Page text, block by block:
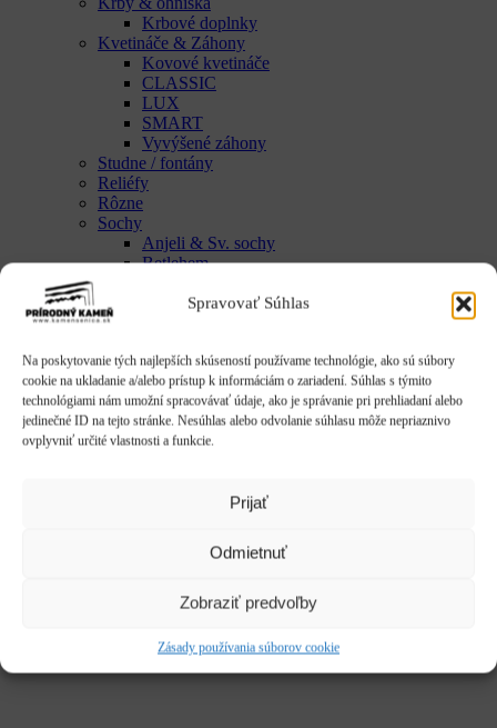
Spravovať Súhlas
Na poskytovanie tých najlepších skúseností používame technológie, ako sú súbory
cookie na ukladanie a/alebo prístup k informáciám o zariadení. Súhlas s týmito
technológiami nám umožní spracovávať údaje, ako je správanie pri prehliadaní alebo
jedinečné ID na tejto stránke. Nesúhlas alebo odvolanie súhlasu môže nepriaznivo
ovplyvniť určité vlastnosti a funkcie.
Prijať
Odmietnuť
Zobraziť predvoľby
Zásady používania súborov cookie
Krbové doplnky
Kvetináče & Záhony
Kovové kvetináče
CLASSIC
LUX
SMART
Vyvýšené záhony
Studne / fontány
Reliéfy
Rôzne
Sochy
Anjeli & Sv. sochy
Betlehem
Striešky & Parapety
Tienidlá & Svietidlá
Služby
Kariéra
/Húpačky & sedenia